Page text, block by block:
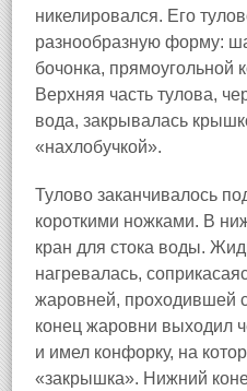
никелировался. Его
разнообразную форму:
бочонка, прямоугольной
Верхняя часть тулова,
вода, закрывалась
«нахлобучкой».
Тулово заканчивалось
короткими ножками. В
кран для стока воды.
нагревалась,
жаровней, проходившей
конец жаровни выходил
и имел конфорку, на
«закрышка». Нижний